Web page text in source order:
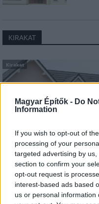
Magyar Építők - Do
Information
If you wish to opt-out of
processing of your
targeted advertising by
section to confirm your
opt-out request is
interest-based ads based
us or personal
KIRAKAT
Kirakat
Tető, ami évtizedeken